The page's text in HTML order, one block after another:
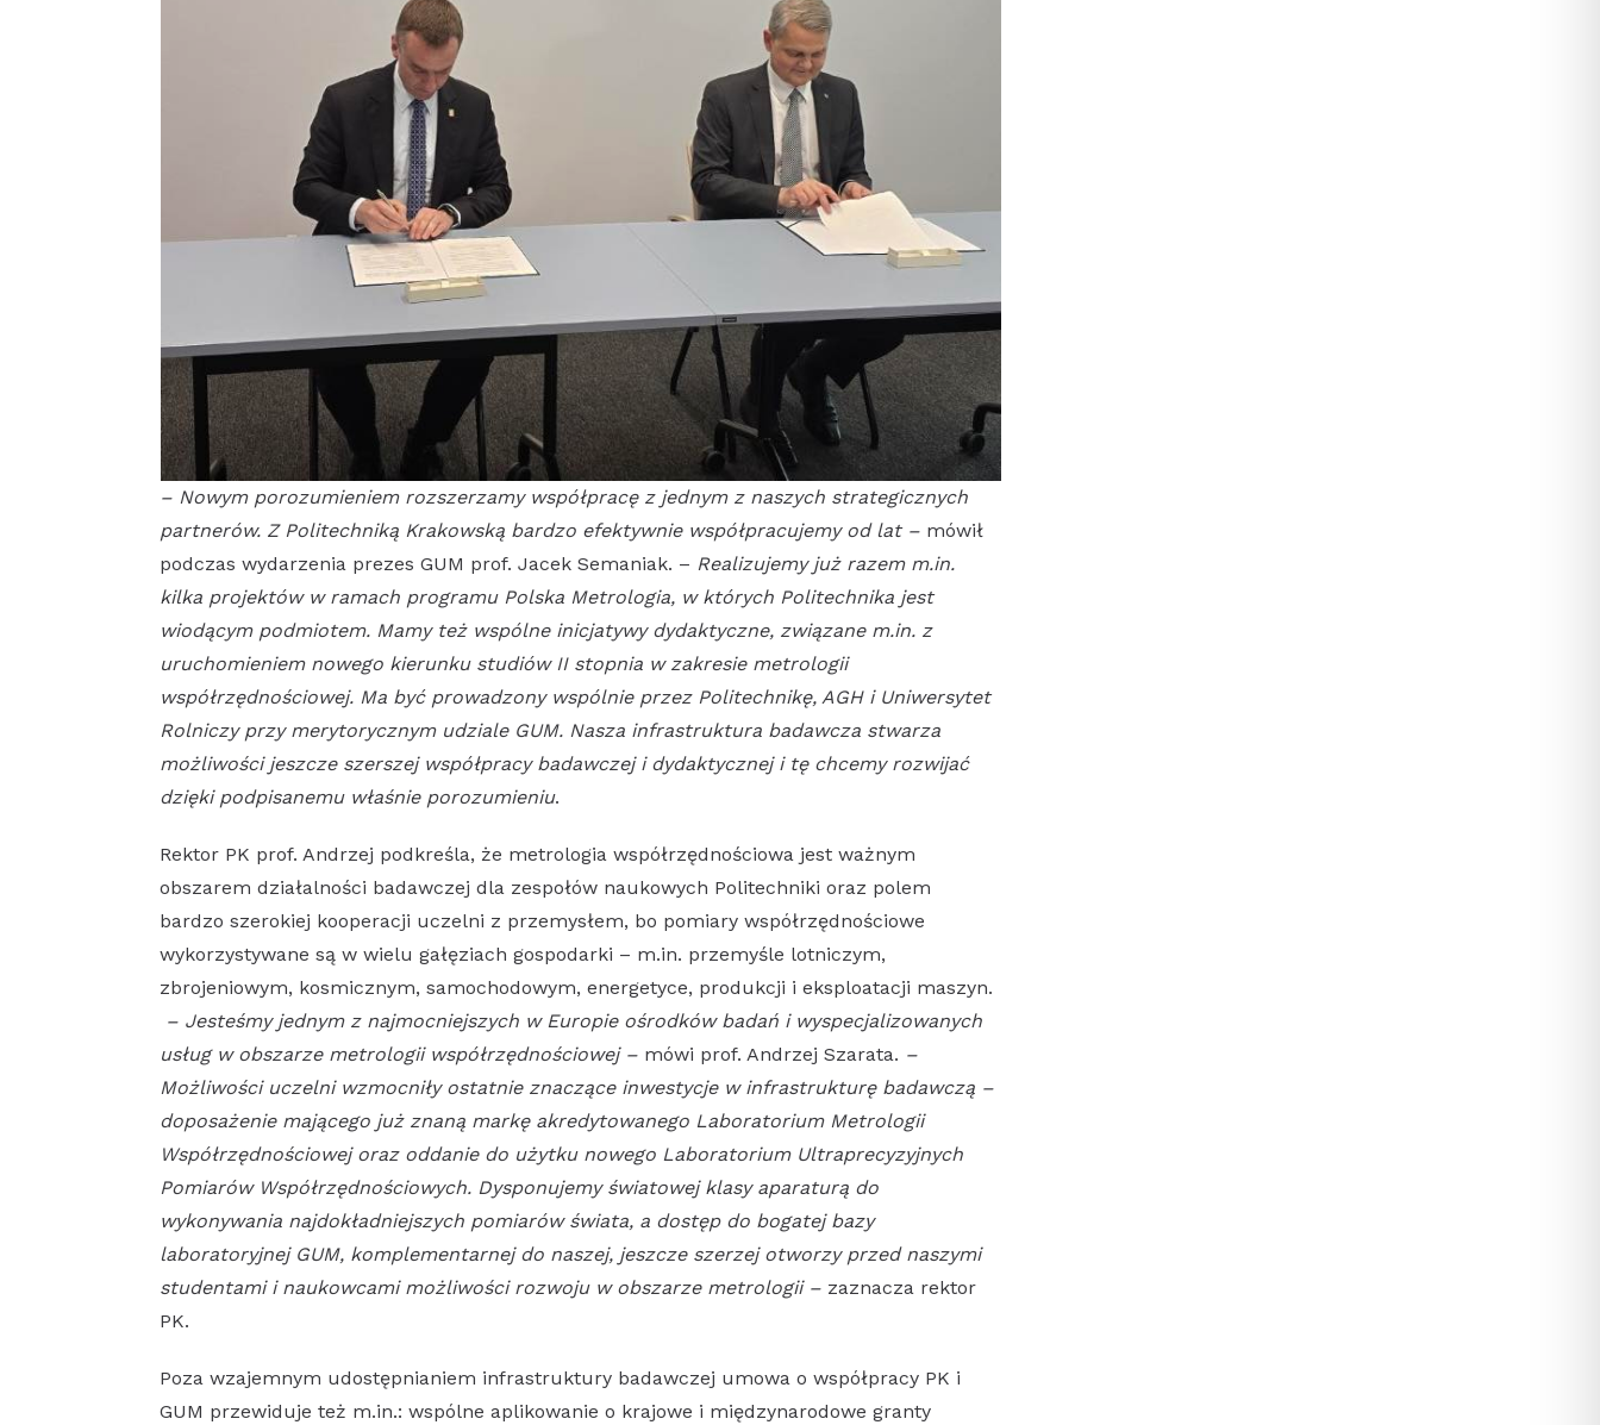
– Nowym porozumieniem rozszerzamy współpracę z jednym z naszych strategicznych
partnerów. Z Politechniką Krakowską bardzo efektywnie współpracujemy od lat – mówił
podczas wydarzenia prezes GUM prof. Jacek Semaniak. – Realizujemy już razem m.in.
kilka projektów w ramach programu Polska Metrologia, w których Politechnika jest
wiodącym podmiotem. Mamy też wspólne inicjatywy dydaktyczne, związane m.in. z
uruchomieniem nowego kierunku studiów II stopnia w zakresie metrologii
współrzędnościowej. Ma być prowadzony wspólnie przez Politechnikę, AGH i Uniwersytet
Rolniczy przy merytorycznym udziale GUM. Nasza infrastruktura badawcza stwarza
możliwości jeszcze szerszej współpracy badawczej i dydaktycznej i tę chcemy rozwijać
dzięki podpisanemu właśnie porozumieniu.
Rektor PK prof. Andrzej podkreśla, że metrologia współrzędnościowa jest ważnym
obszarem działalności badawczej dla zespołów naukowych Politechniki oraz polem
bardzo szerokiej kooperacji uczelni z przemysłem, bo pomiary współrzędnościowe
wykorzystywane są w wielu gałęziach gospodarki – m.in. przemyśle lotniczym,
zbrojeniowym, kosmicznym, samochodowym, energetyce, produkcji i eksploatacji maszyn.
– Jesteśmy jednym z najmocniejszych w Europie ośrodków badań i wyspecjalizowanych
usług w obszarze metrologii współrzędnościowej – mówi prof. Andrzej Szarata. –
Możliwości uczelni wzmocniły ostatnie znaczące inwestycje w infrastrukturę badawczą –
doposażenie mającego już znaną markę akredytowanego Laboratorium Metrologii
Współrzędnościowej oraz oddanie do użytku nowego Laboratorium Ultraprecyzyjnych
Pomiarów Współrzędnościowych. Dysponujemy światowej klasy aparaturą do
wykonywania najdokładniejszych pomiarów świata, a dostęp do bogatej bazy
laboratoryjnej GUM, komplementarnej do naszej, jeszcze szerzej otworzy przed naszymi
studentami i naukowcami możliwości rozwoju w obszarze metrologii – zaznacza rektor
PK.
Poza wzajemnym udostępnianiem infrastruktury badawczej umowa o współpracy PK i
GUM przewiduje też m.in.: wspólne aplikowanie o krajowe i międzynarodowe granty